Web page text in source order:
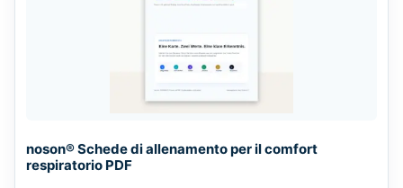
noson® Schede di allenamento per il comfort
respiratorio PDF